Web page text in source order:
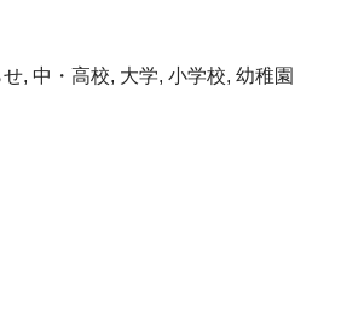
せ, 中・高校, 大学, 小学校, 幼稚園